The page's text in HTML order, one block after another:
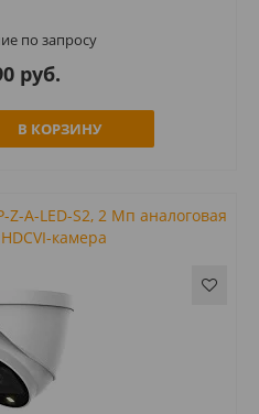
по запросу
руб.
В КОРЗИНУ
Z-A-LED-S2, 2 Mп аналоговая
камера